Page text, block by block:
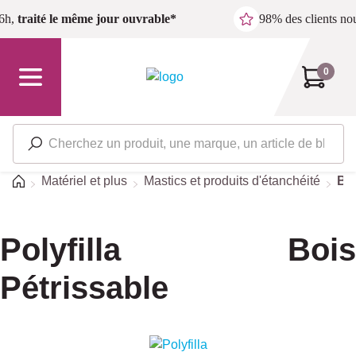
Passer au contenu principal
traité le même jour ouvrable* 98% des clients
0
Accueil
Matériel et plus Mastics et produits d'étanchéité
Polyfilla Bois
Pétrissable